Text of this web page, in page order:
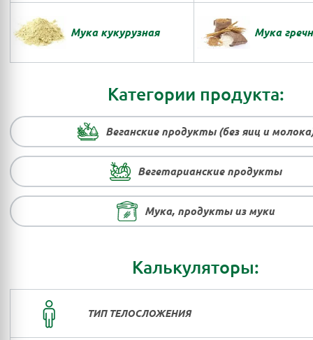
Мука кукурузная Мука
Категории продукта:
Веганские продукты (без яиц и
Вегетарианские продукты
Мука, продукты из муки
Калькуляторы:
ТИП ТЕЛОСЛОЖЕНИЯ